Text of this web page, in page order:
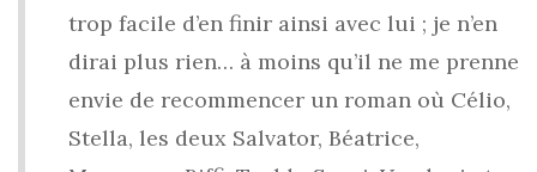
trop facile d’en finir ainsi avec lui ; je n’en
dirai plus rien… à moins qu’il ne me prenne
envie de recommencer un roman où Célio,
Stella, les deux Salvator, Béatrice,